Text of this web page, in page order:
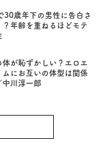
30歳年下の男性に告白さ
？年齢を重ねるほどモテ
体が恥ずかしい？エロエ
ムにお互いの体型は関係
中川淳一郎